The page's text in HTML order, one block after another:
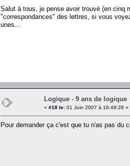
Salut à tous, je pense avoir trouvé (en cinq
"correspondances" des lettres, si vous
unes...
Logique - 9 ans de logique
« #18 le: 01 Juin 2007 à 16:49:26 »
Pour demander ça c'est que tu n'as pas du